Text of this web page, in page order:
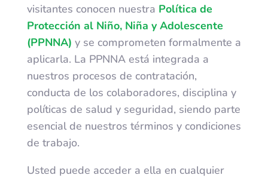
visitantes conocen nuestra Política de
Protección al Niño, Niña y Adolescente
(PPNNA) y se comprometen formalmente a
aplicarla. La PPNNA está integrada a
nuestros procesos de contratación,
conducta de los colaboradores, disciplina y
políticas de salud y seguridad, siendo parte
esencial de nuestros términos y condiciones
de trabajo.
Usted puede acceder a ella en cualquier